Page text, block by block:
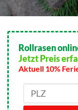
Rollrasen
Jetzt Preis
Aktuell 10%